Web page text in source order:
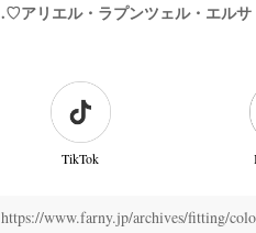
アリエル・ラプンツェル・エル
TikTok
https://www.farny.jp/archives/fitting/